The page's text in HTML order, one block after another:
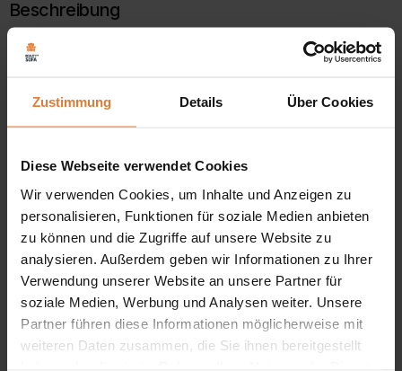
Zustimmung Details Über Cookies
Diese Webseite verwendet Cookies
Wir verwenden Cookies, um Inhalte und Anzeigen zu
personalisieren, Funktionen für soziale Medien anbieten
zu können und die Zugriffe auf unsere Website zu
analysieren. Außerdem geben wir Informationen zu Ihrer
Verwendung unserer Website an unsere Partner für
soziale Medien, Werbung und Analysen weiter. Unsere
Partner führen diese Informationen möglicherweise mit
weiteren Daten zusammen, die Sie ihnen bereitgestellt
Beschreibung
Schiebetürenschrank ohne Spiegel ZONDA
Korpus und Front aus laminierter Platte,
Obere und untere Laufschiene aus Aluminium,
2x Kleiderstange,
modernes Design,